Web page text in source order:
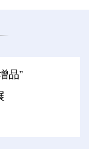
品”